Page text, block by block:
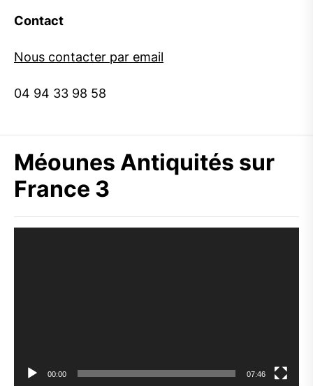
Contact
Nous contacter par email
04 94 33 98 58
Méounes Antiquités sur
France 3
00:00 07:46